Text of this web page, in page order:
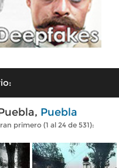
Puebla
primero (1 al 24 de 531):